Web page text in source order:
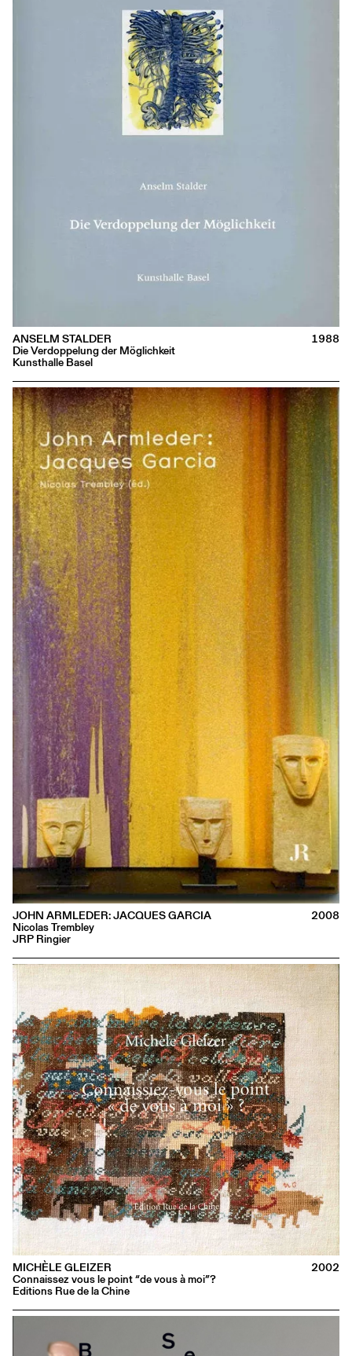
ANSELM STALDER
Die Verdoppelung der Möglichkeit
Kunsthalle Basel
1988
JOHN ARMLEDER: JACQUES GARCIA
Nicolas Trembley
JRP Ringier
2008
MICHÈLE GLEIZER
Connaissez vous le point “de vous à moi”?
Editions Rue de la Chine
2002